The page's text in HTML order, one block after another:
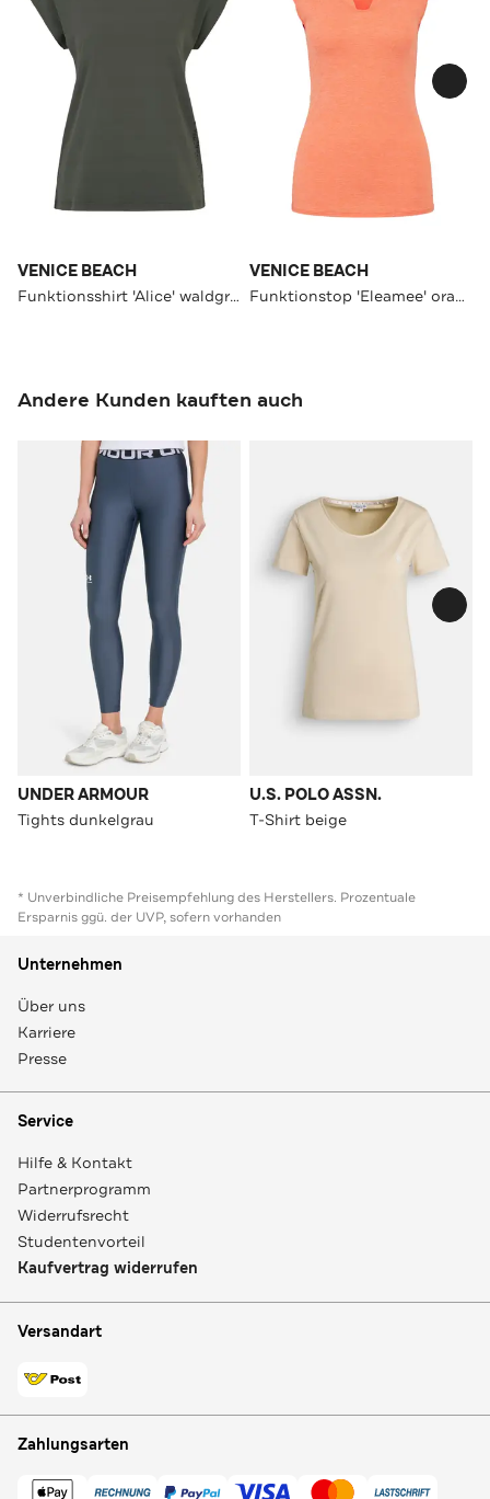
VENICE BEACH
Funktionsshirt 'Alice' waldgrün
VENICE BEACH
Funktionstop 'Eleamee' orange
Andere Kunden kauften auch
UNDER ARMOUR
Tights dunkelgrau
U.S. POLO ASSN.
T-Shirt beige
* Unverbindliche Preisempfehlung des Herstellers. Prozentuale
Ersparnis ggü. der UVP, sofern vorhanden
Unternehmen
Über uns
Karriere
Presse
Service
Hilfe & Kontakt
Partnerprogramm
Widerrufsrecht
Studentenvorteil
Kaufvertrag widerrufen
Versandart
Zahlungsarten